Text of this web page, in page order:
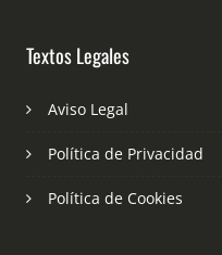
Textos Legales
Aviso Legal
Política de Privacidad
Política de Cookies